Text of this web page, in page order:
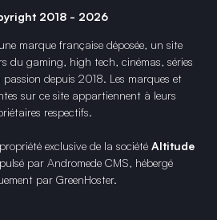
2018 - 2026
marque française déposée, un site
du gaming, high tech, cinémas, séries
depuis 2018. Les marques et
sur ce site appartiennent à leurs
respectifs.
exclusive de la société Altitude
par Andromede CMS, hébergé
par GreenHoster.